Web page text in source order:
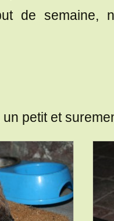
de semaine,
petit et